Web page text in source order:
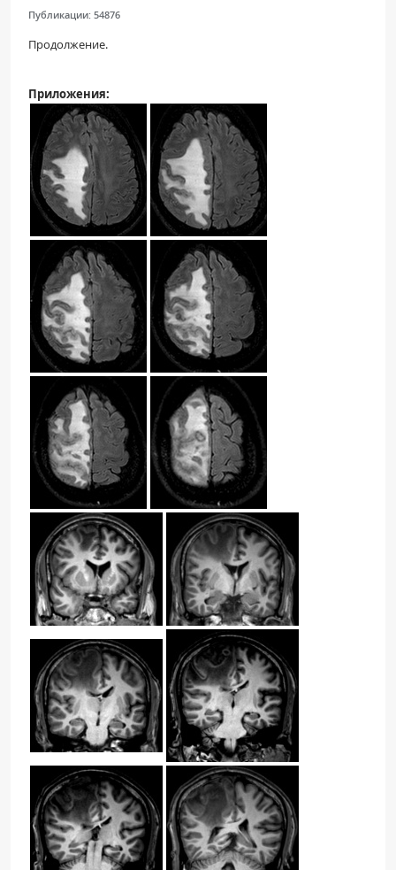
Публикации: 54876
Продолжение.
Приложения: